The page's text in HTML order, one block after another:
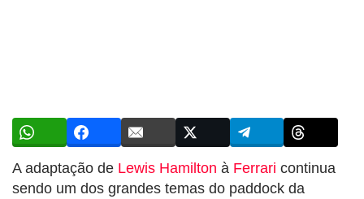
A adaptação de Lewis Hamilton à Ferrari continua
sendo um dos grandes temas do paddock da